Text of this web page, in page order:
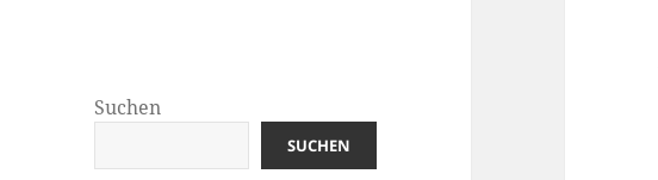
Suchen
SUCHEN